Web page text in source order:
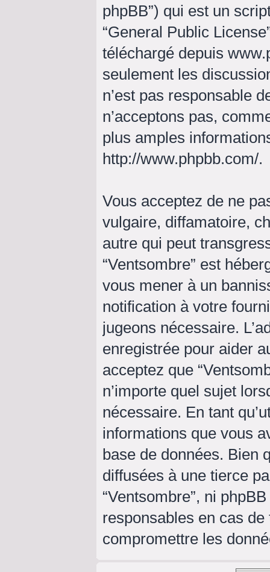
phpBB”) qui est un
“General Public License
téléchargé depuis
seulement les
n’est pas responsable
n’acceptons pas,
plus amples
http://www.phpbb.com/.
Vous acceptez de ne
vulgaire, diffamatoire,
autre qui peut
“Ventsombre” est
vous mener à un
notification à votre
jugeons nécessaire.
enregistrée pour aider
acceptez que
n’importe quel sujet
nécessaire. En tant
informations que vous
base de données. Bien
diffusées à une tierce
“Ventsombre”, ni
responsables en cas
compromettre les